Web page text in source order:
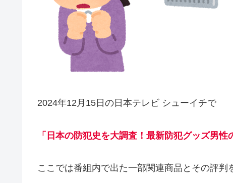
2024年12月15日の日本テレビ シューイチで
「日本の防犯史を大調査！最新防犯グッズ男性
ここでは番組内で出た一部関連商品とその評判